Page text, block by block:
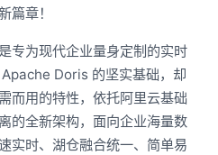
篇章！
专为现代企业量身定制的实时
Doris 的坚实基础，却
用的特性，依托阿里云基础
的全新架构，面向企业海量数
实时、湖仓融合统一、简单易